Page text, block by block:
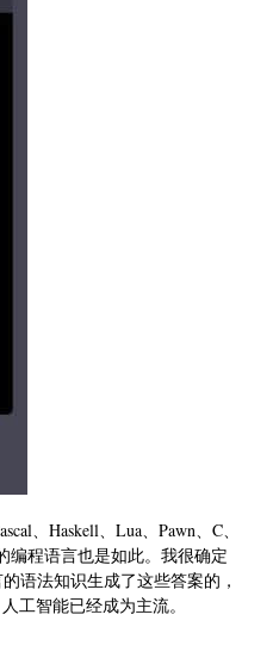
、Haskell、Lua、Pawn、C、
编程语言也是如此。我很确定
语法知识生成了这些答案的，
工智能已经成为主流。